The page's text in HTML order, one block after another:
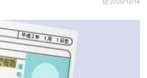
2020/12/16